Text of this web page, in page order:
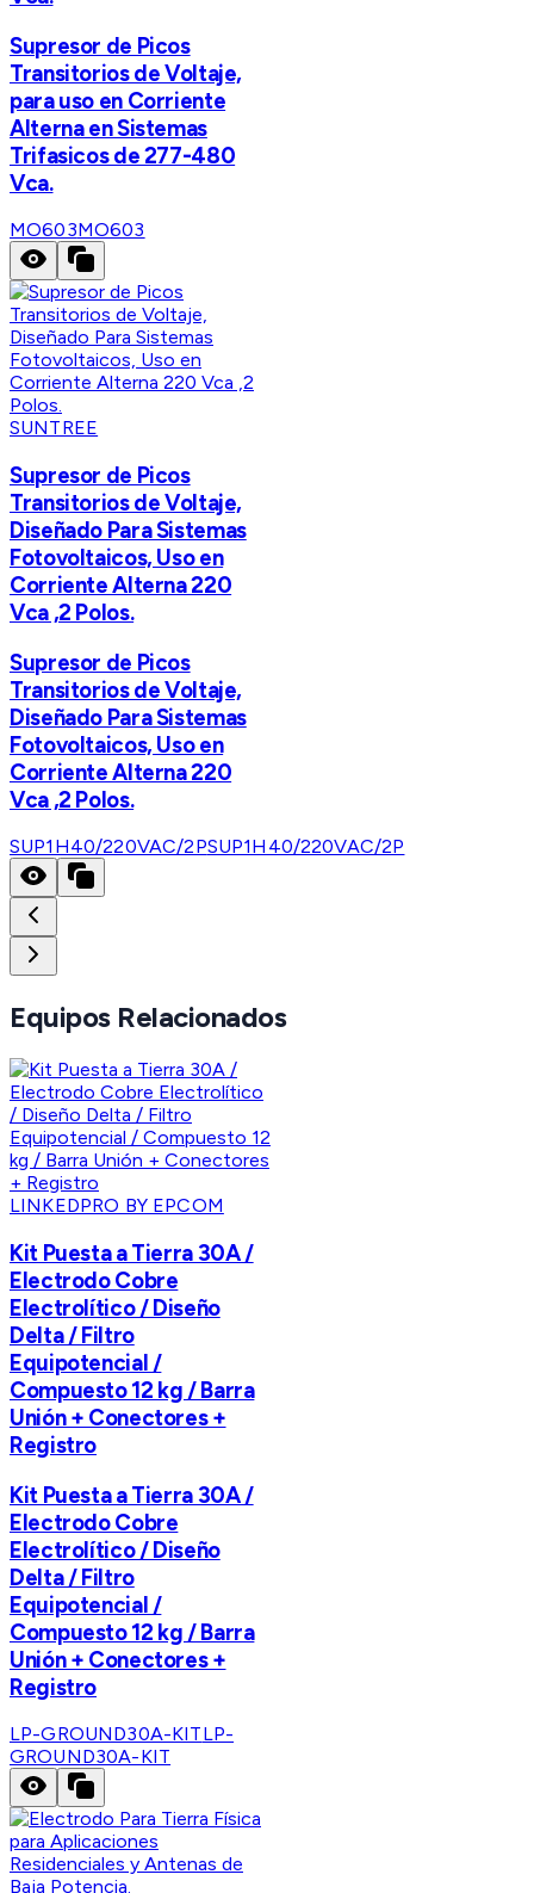
Supresor de Picos
Transitorios de Voltaje,
para uso en Corriente
Alterna en Sistemas
Trifasicos de 277-480
Vca.
MO603MO603
SUNTREE
Supresor de Picos
Transitorios de Voltaje,
Diseñado Para Sistemas
Fotovoltaicos, Uso en
Corriente Alterna 220
Vca ,2 Polos.
Supresor de Picos
Transitorios de Voltaje,
Diseñado Para Sistemas
Fotovoltaicos, Uso en
Corriente Alterna 220
Vca ,2 Polos.
SUP1H40/220VAC/2PSUP1H40/220VAC/2P
Equipos Relacionados
LINKEDPRO BY EPCOM
Kit Puesta a Tierra 30A /
Electrodo Cobre
Electrolítico / Diseño
Delta / Filtro
Equipotencial /
Compuesto 12 kg / Barra
Unión + Conectores +
Registro
Kit Puesta a Tierra 30A /
Electrodo Cobre
Electrolítico / Diseño
Delta / Filtro
Equipotencial /
Compuesto 12 kg / Barra
Unión + Conectores +
Registro
LP-GROUND30A-KITLP-
GROUND30A-KIT